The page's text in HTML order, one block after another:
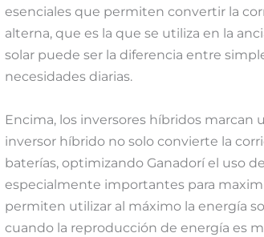
esenciales que permiten convertir la
alterna, que es la que se utiliza en la
solar puede ser la diferencia entre
necesidades diarias.
Encima, los inversores híbridos
inversor híbrido no solo convierte la
baterías, optimizando Ganadorí el uso
especialmente importantes para
permiten utilizar al máximo la energía
cuando la reproducción de energía es